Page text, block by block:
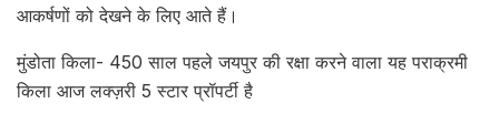
आकर्षणों को देखने के लिए आते हैं।
मुंडोता किला- 450 साल पहले जयपुर की रक्षा करने वाला यह पराक्रमी
किला आज लक्ज़री 5 स्टार प्रॉपर्टी है